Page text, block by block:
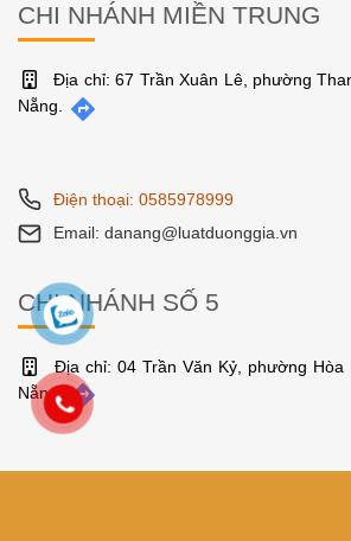
CHI NHÁNH MIỀN TRUNG
Địa chỉ: 67 Trần Xuân Lê, phường
Nẵng.
Điện thoại: 0585978999
Email: danang@luatduonggia.vn
CHI NHÁNH SỐ 5
Địa chỉ: 04 Trần Văn Kỷ, phường Hòa
Nẵng.